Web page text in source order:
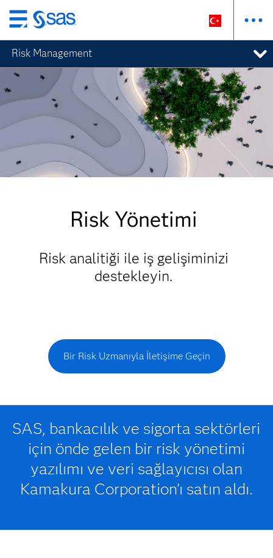
Ana
içeriğe
atla
Risk Management
Risk Yönetimi
Risk analitiği ile iş gelişiminizi
destekleyin.
Bir Risk Uzmanıyla İletişime Geçin
SAS, bankacılık ve sigorta sektörleri
için önde gelen bir risk yönetimi
yazılımı ve veri sağlayıcısı olan
Kamakura Corporation’ı satın aldı.